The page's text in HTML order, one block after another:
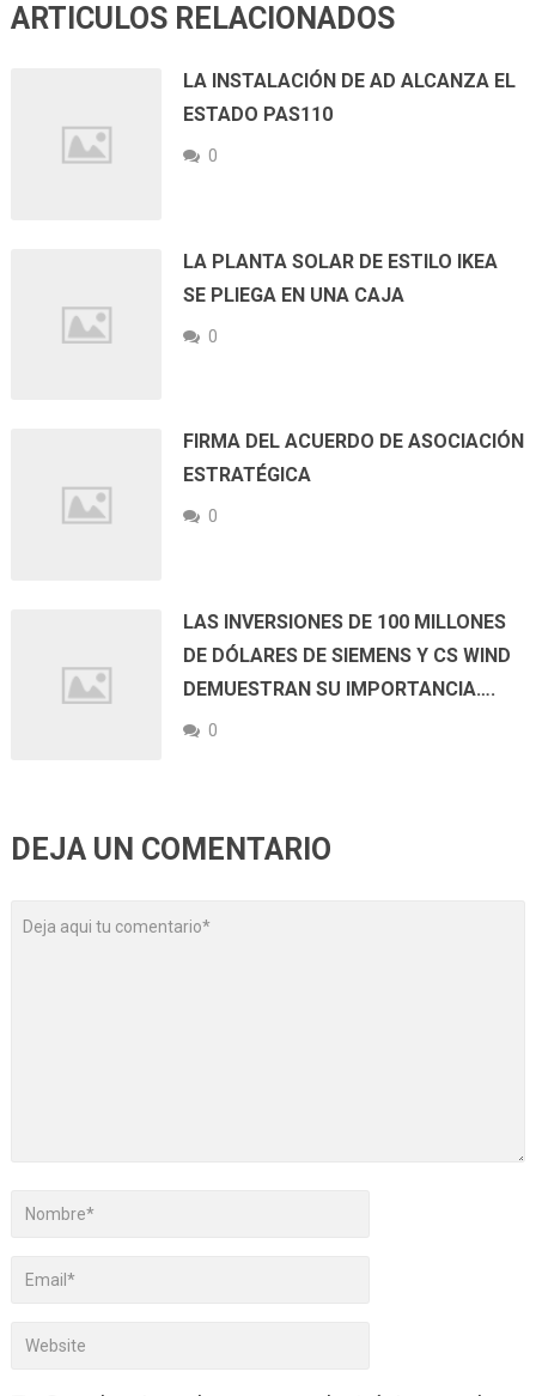
ARTICULOS RELACIONADOS
LA INSTALACIÓN DE AD ALCANZA EL
ESTADO PAS110
0
LA PLANTA SOLAR DE ESTILO IKEA
SE PLIEGA EN UNA CAJA
0
FIRMA DEL ACUERDO DE ASOCIACIÓN
ESTRATÉGICA
0
LAS INVERSIONES DE 100 MILLONES
DE DÓLARES DE SIEMENS Y CS WIND
DEMUESTRAN SU IMPORTANCIA….
0
DEJA UN COMENTARIO